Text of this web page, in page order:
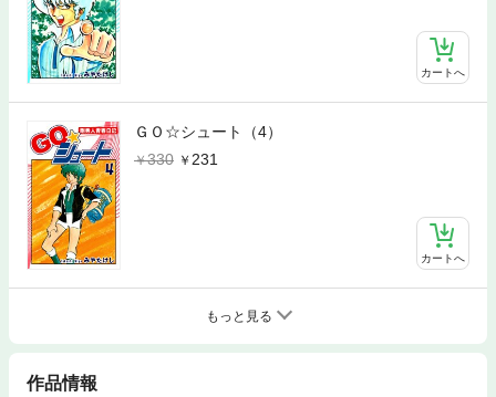
カートへ
ＧＯ☆シュート（4）
330
231
カートへ
もっと見る
作品情報